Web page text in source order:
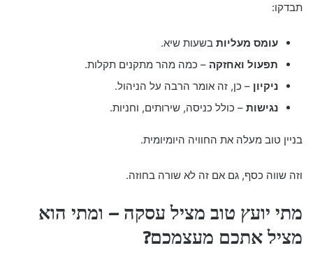
תבדקו:
עומס מעליות בשעות שיא.
תפעול ואחזקה – כמה מהר מתקנים תקלות.
ניקיון – כן, זה אומר הרבה על הניהול.
נגישות – כולל כניסה, שירותים, וחניות.
בניין טוב מעלה את החוויה היומיומית.
וזה שווה כסף, גם אם זה לא שורה בחוזה.
מתי יועץ טוב מציל עסקה – ומתי הוא
מציל אתכם מעצמכם?